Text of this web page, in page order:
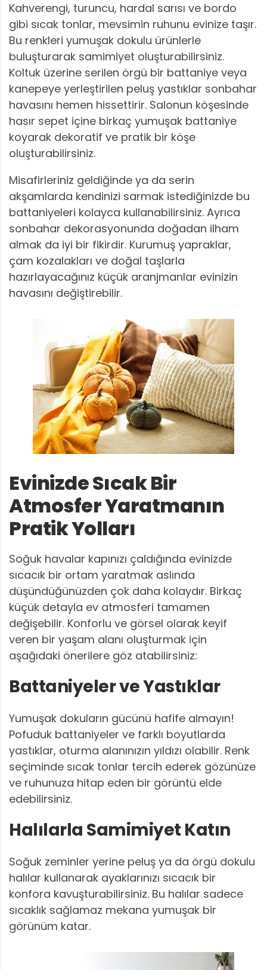
Kahverengi, turuncu, hardal sarısı ve bordo
gibi sıcak tonlar, mevsimin ruhunu evinize taşır.
Bu renkleri yumuşak dokulu ürünlerle
buluşturarak samimiyet oluşturabilirsiniz.
Koltuk üzerine serilen örgü bir battaniye veya
kanepeye yerleştirilen peluş yastıklar sonbahar
havasını hemen hissettirir. Salonun köşesinde
hasır sepet içine birkaç yumuşak battaniye
koyarak dekoratif ve pratik bir köşe
oluşturabilirsiniz.
Misafirleriniz geldiğinde ya da serin
akşamlarda kendinizi sarmak istediğinizde bu
battaniyeleri kolayca kullanabilirsiniz. Ayrıca
sonbahar dekorasyonunda doğadan ilham
almak da iyi bir fikirdir. Kurumuş yapraklar,
çam kozalakları ve doğal taşlarla
hazırlayacağınız küçük aranjmanlar evinizin
havasını değiştirebilir.
Evinizde Sıcak Bir
Atmosfer Yaratmanın
Pratik Yolları
Soğuk havalar kapınızı çaldığında evinizde
sıcacık bir ortam yaratmak aslında
düşündüğünüzden çok daha kolaydır. Birkaç
küçük detayla ev atmosferi tamamen
değişebilir. Konforlu ve görsel olarak keyif
veren bir yaşam alanı oluşturmak için
aşağıdaki önerilere göz atabilirsiniz:
Battaniyeler ve Yastıklar
Yumuşak dokuların gücünü hafife almayın!
Pofuduk battaniyeler ve farklı boyutlarda
yastıklar, oturma alanınızın yıldızı olabilir. Renk
seçiminde sıcak tonlar tercih ederek gözünüze
ve ruhunuza hitap eden bir görüntü elde
edebilirsiniz.
Halılarla Samimiyet Katın
Soğuk zeminler yerine peluş ya da örgü dokulu
halılar kullanarak ayaklarınızı sıcacık bir
konfora kavuşturabilirsiniz. Bu halılar sadece
sıcaklık sağlamaz mekana yumuşak bir
görünüm katar.